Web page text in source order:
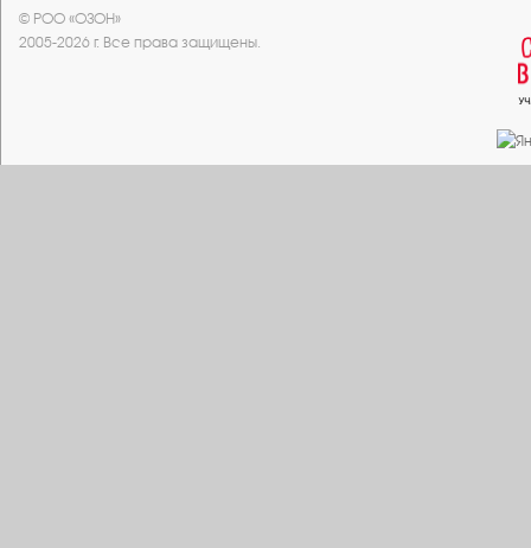
© РОО «ОЗОН»
2005-2026 г. Все права защищены.